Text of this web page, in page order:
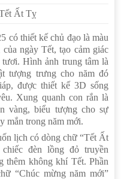
Ất Tỵ
có thiết kế chủ đạo là màu
ngày Tết, tạo cảm giác
Hình ảnh trung tâm là
tượng trưng cho năm đó
được thiết kế 3D sống
Xung quanh con rắn là
vàng, biểu tượng cho sự
mắn trong năm mới.
lịch có dòng chữ “Tết Ất
đèn lồng đỏ truyền
thêm không khí Tết. Phần
“Chúc mừng năm mới”